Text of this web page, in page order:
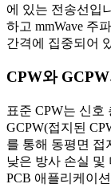
에 있는 전송선입
하고 mmWave 주
간격에 집중되어
CPW와
표준 CPW는 신호
GCPW(접지된
를 통해 동평면 접
낮은 방사 손실 및
PCB 애플리케이